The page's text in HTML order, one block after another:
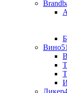
Вино51
Ликер